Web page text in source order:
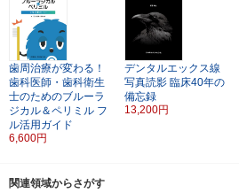
歯周治療が変わる！
歯科医師・歯科衛生
士のためのブルーラ
ジカル＆ペリミル フ
ル活用ガイド
6,600円
デンタルエックス線
写真読影 臨床40年の
備忘録
13,200円
関連領域からさがす